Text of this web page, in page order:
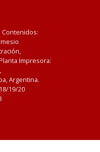
Impresora:
Argentina.
19/20